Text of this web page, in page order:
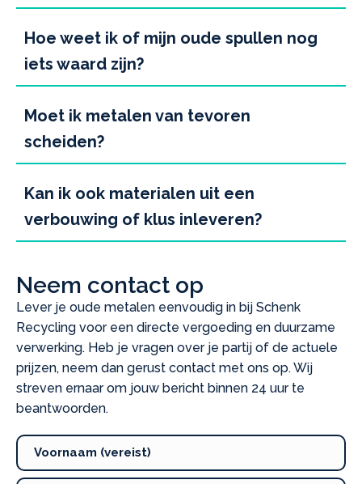
Hoe weet ik of mijn oude spullen nog
iets waard zijn?
Moet ik metalen van tevoren
scheiden?
Kan ik ook materialen uit een
verbouwing of klus inleveren?
Neem contact op
Lever je oude metalen eenvoudig in bij Schenk
Recycling voor een directe vergoeding en duurzame
verwerking. Heb je vragen over je partij of de actuele
prijzen, neem dan gerust contact met ons op. Wij
streven ernaar om jouw bericht binnen 24 uur te
beantwoorden.